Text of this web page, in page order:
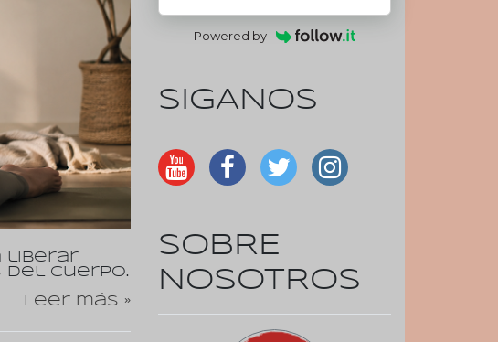
liberar
del cuerpo.
Leer más »
Powered by
SIGANOS
SOBRE
NOSOTROS